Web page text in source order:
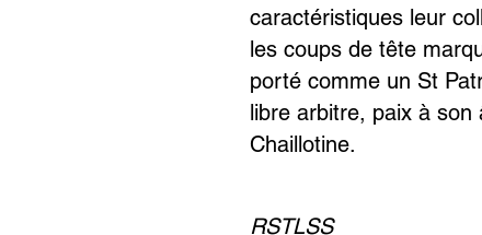
caractéristiques leur
les coups de tête
porté comme un St
libre arbitre, paix à
Chaillotine.
RSTLSS